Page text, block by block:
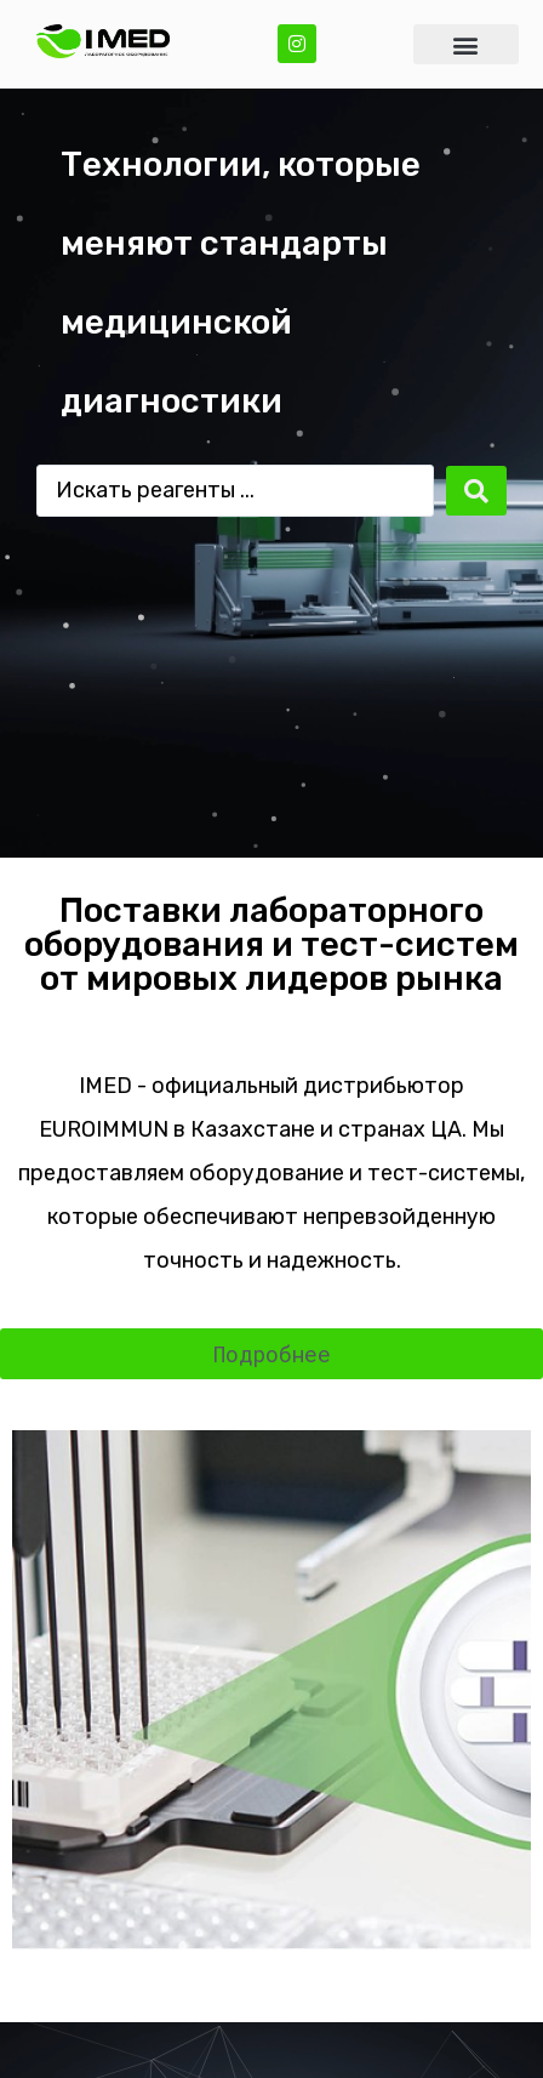
Технологии, которые
меняют стандарты
медицинской
диагностики
Поставки лабораторного
оборудования и тест-систем
от мировых лидеров рынка
IMED - официальный дистрибьютор
EUROIMMUN в Казахстане и странах ЦА. Мы
предоставляем оборудование и тест-системы,
которые обеспечивают непревзойденную
точность и надежность.
Подробнее